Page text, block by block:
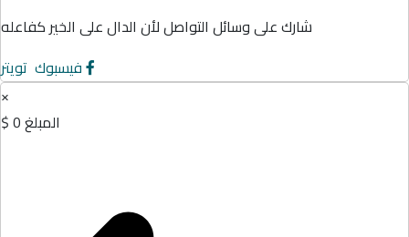
شارك على وسائل التواصل لأن الدال على الخير كفاعله
فيسبوك تويتر
×
المبلغ0 $